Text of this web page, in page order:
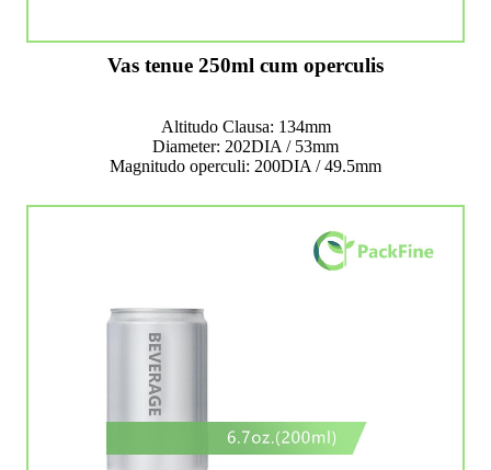
Vas tenue 250ml cum operculis
Altitudo Clausa: 134mm
Diameter: 202DIA / 53mm
Magnitudo operculi: 200DIA / 49.5mm